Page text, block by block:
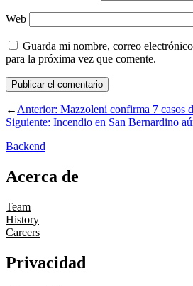
Web
Guarda mi nombre, correo
para la próxima vez que comente.
←Anterior: Mazzoleni confirma 7 casos
Siguiente: Incendio en San Bernardino
Backend
Acerca de
Team
History
Careers
Privacidad